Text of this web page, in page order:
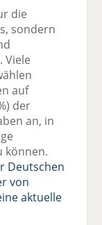
die
sondern
Viele
auf
der
an, in
können.
Deutschen
von
aktuelle